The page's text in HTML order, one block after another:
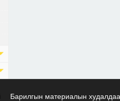
Барилгын материалын